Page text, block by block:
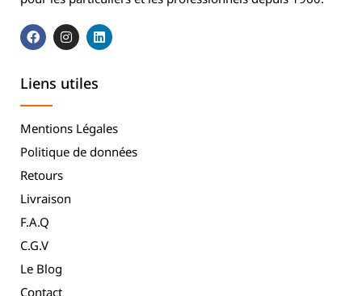
Liens utiles
Mentions Légales
Politique de données
Retours
Livraison
F.A.Q
C.G.V
Le Blog
Contact